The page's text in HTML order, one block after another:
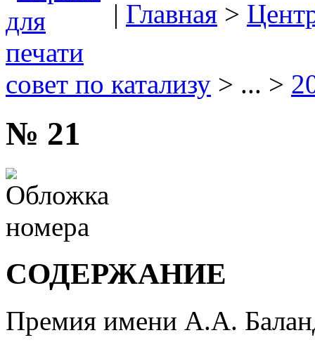
| Главная >
совет по катализу > ... >
№ 21
СОДЕРЖАНИЕ
Премия имени А.А.